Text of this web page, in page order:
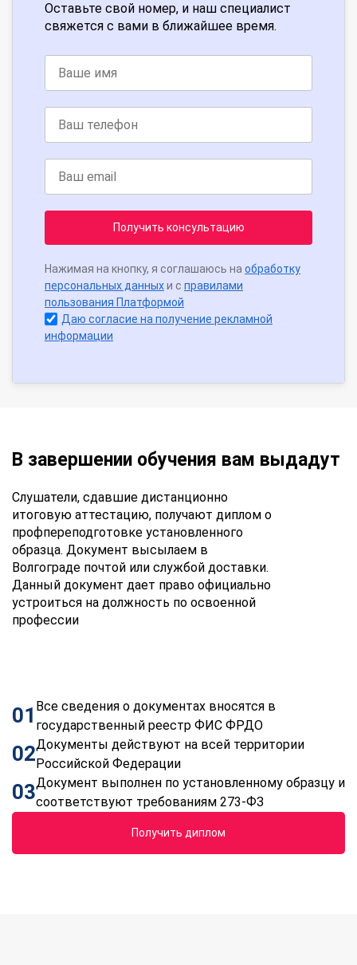
Оставьте свой номер, и наш специалист
свяжется с вами в ближайшее время.
Получить консультацию
Нажимая на кнопку, я соглашаюсь на обработку
персональных данныхи с правилами
пользования Платформой
Даю согласие на получение рекламной
информации
В завершении обучения вам выдадут
Слушатели, сдавшие дистанционно
итоговую аттестацию, получают диплом о
профпереподготовке установленного
образца. Документ высылаем в
Волгограде почтой или службой доставки.
Данный документ дает право официально
устроиться на должность по освоенной
профессии
01 Все сведения о документах вносятся в
государственный реестр ФИС ФРДО
02Документы действуют на всей территории
Российской Федерации
03Документ выполнен по установленному образцу и
соответствуют требованиям 273-ФЗ
Получить диплом